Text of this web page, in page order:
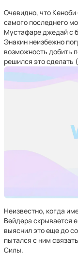
Очевидно, что
самого последнего
Мустафаре джедай с
Энакин неизбежно
возможность добить
решился это сделать
Неизвестно, когда
Вейдера скрывается
выяснил это еще до
пытался с ним
Силы.